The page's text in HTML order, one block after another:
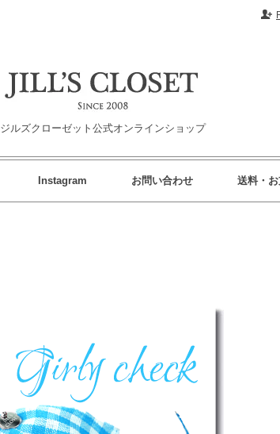
ジルズクローゼット公式オンラインショップ
Instagram お問い合わせ 送料・